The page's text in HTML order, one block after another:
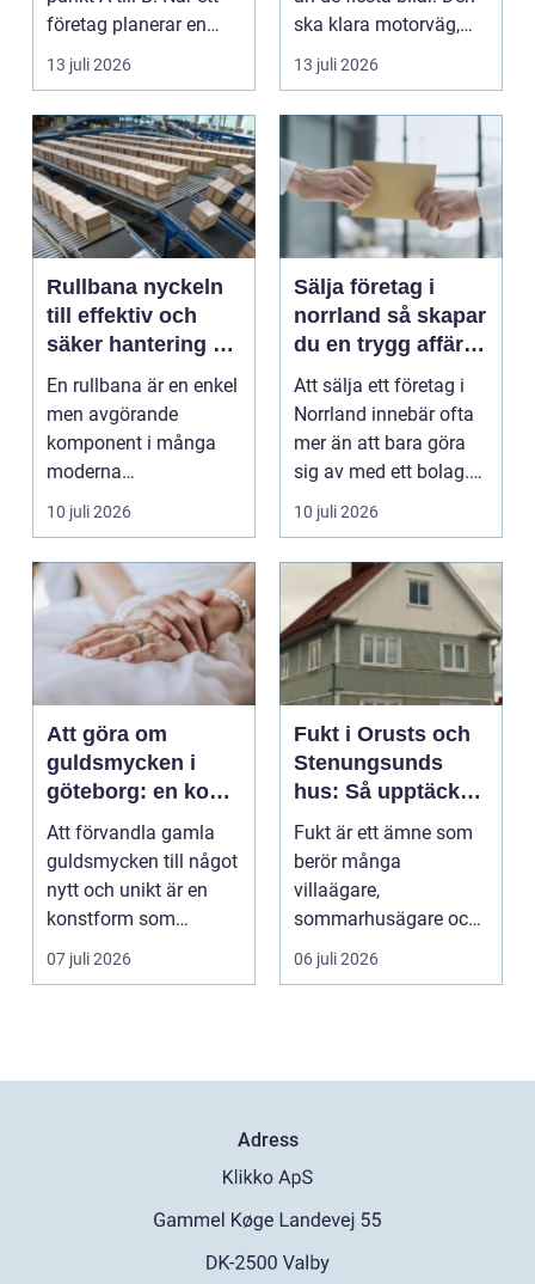
företag planerar en
resa för m...
13 juli 2026
ska klara motorväg,
stadstrafik, gru...
13 juli 2026
Rullbana nyckeln
till effektiv och
säker hantering av
gods
En rullbana är en enkel
men avgörande
komponent i många
moderna
verksamheter. Den
används för att fl...
10 juli 2026
Sälja företag i
norrland så skapar
du en trygg affär
från start till mål
Att sälja ett företag i
Norrland innebär ofta
mer än att bara göra
sig av med ett bolag.
För många ä...
10 juli 2026
Att göra om
guldsmycken i
göteborg: en konst
att förnya det
gamla
Att förvandla gamla
guldsmycken till något
nytt och unikt är en
konstform som
kombinerar
traditionel...
07 juli 2026
Fukt i Orusts och
Stenungsunds
hus: Så upptäcker
och åtgärdar du
problemet
Fukt är ett ämne som
berör många
villaägare,
sommarhusägare och
bosta...
06 juli 2026
Adress